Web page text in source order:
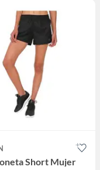
Short Mujer